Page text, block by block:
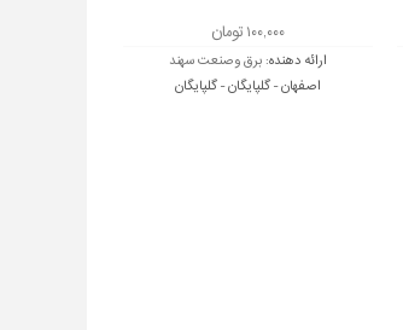
۱۰۰,۰۰۰ تومان
ارائه دهنده: برق وصنعت سهند
اصفهان - گلپایگان - گلپایگان